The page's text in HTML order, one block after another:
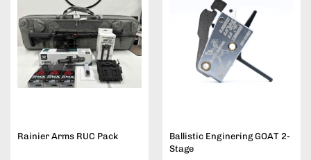
Rainier Arms RUC Pack
Ballistic Enginering GOAT 2-
Stage